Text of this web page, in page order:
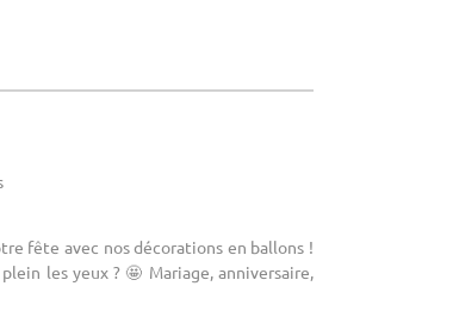
fête avec nos décorations en ballons !
les yeux ? 🤩 Mariage, anniversaire,